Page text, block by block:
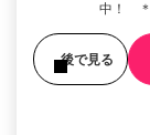
中！ ＊
後で見る